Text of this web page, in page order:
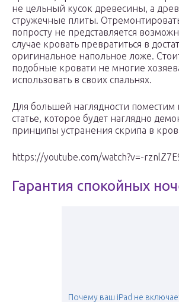
не цельный кусок древесины, а
стружечные плиты.
попросту не представляется
случае кровать превратиться в
оригинальное напольное ложе.
подобные кровати не многие
использовать в своих спальнях.
Для большей наглядности поместим
статье, которое будет наглядно
принципы устранения скрипа в
https://youtube.com/watch?v=-
Гарантия спокойных
Почему ваш iPad не